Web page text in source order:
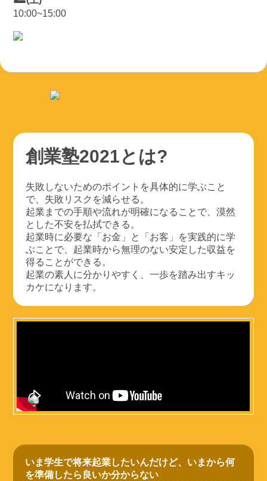
10:00~15:00
創業塾2021とは?
失敗しないためのポイントを具体的に学ぶこと
で、失敗リスクを減らせる。
起業までの手順や流れが明確になることで、漠然
とした不安を払拭できる。
起業時に必要な「お金」と「お客」を実践的に学
ぶことで、起業時から無理のない安定した収益を
得ることができる。
起業の素人に分かりやすく、一歩を踏み出すキッ
カケになります。
いま学生で将来起業したいんだけど、いまから何
を準備したら良いか分からない